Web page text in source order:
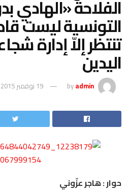
الفلاحة «الهادي
التونسية ليست
تنتظر إلاّ إدارة
اليدين
byadmin 19 نوفمبر 2015
حوار : هاجر عزّوني